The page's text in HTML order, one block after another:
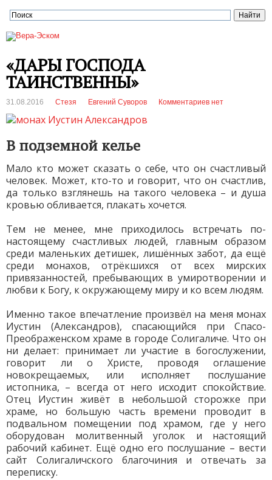
«ДАРЫ ГОСПОДА
ТАИНСТВЕННЫ»
31.08.2016 Стезя Евгений Суворов Комментариев нет
В подземной келье
Мало кто может сказать о себе, что он счастливый
человек. Может, кто-то и говорит, что он счастлив,
да только взглянешь на такого человека – и душа
кровью обливается, плакать хочется.
Тем не менее, мне приходилось встречать по-
настоящему счастливых людей, главным образом
среди маленьких детишек, лишённых забот, да ещё
среди монахов, отрёкшихся от всех мирских
привязанностей, пребывающих в умиротворении и
любви к Богу, к окружающему миру и ко всем людям.
Именно такое впечатление произвёл на меня монах
Иустин (Александров), спасающийся при Спасо-
Преображенском храме в городе Солигаличе. Что он
ни делает: принимает ли участие в богослужении,
говорит ли о Христе, проводя оглашение
новокрещаемых, или исполняет послушание
истопника, – всегда от него исходит спокойствие.
Отец Иустин живёт в небольшой сторожке при
храме, но большую часть времени проводит в
подвальном помещении под храмом, где у него
оборудован молитвенный уголок и настоящий
рабочий кабинет. Ещё одно его послушание – вести
сайт Солигаличского благочиния и отвечать за
переписку.